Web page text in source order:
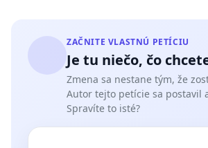
ZAČNITE VLASTNÚ PETÍCIU
Je tu niečo, čo
Zmena sa nestane tým, že
Autor tejto petície sa postavil
Spravíte to isté?